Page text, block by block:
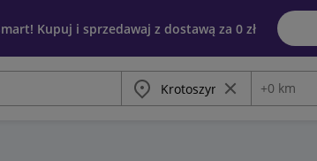
Kupuj i sprzedawaj z dostawą za 0 zł
Miasto Wyczyść frazę
Odległość
+0 km